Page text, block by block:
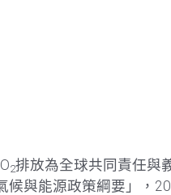
2排放為全球共同責任與
與能源政策綱要」，